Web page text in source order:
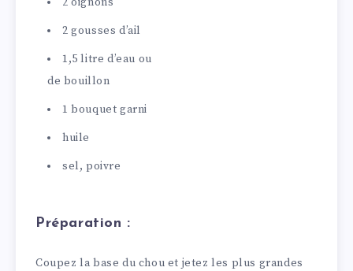
2 gousses d’ail
1,5 litre d’eau ou
de bouillon
1 bouquet garni
huile
sel, poivre
Préparation :
Coupez la base du chou et jetez les plus grandes